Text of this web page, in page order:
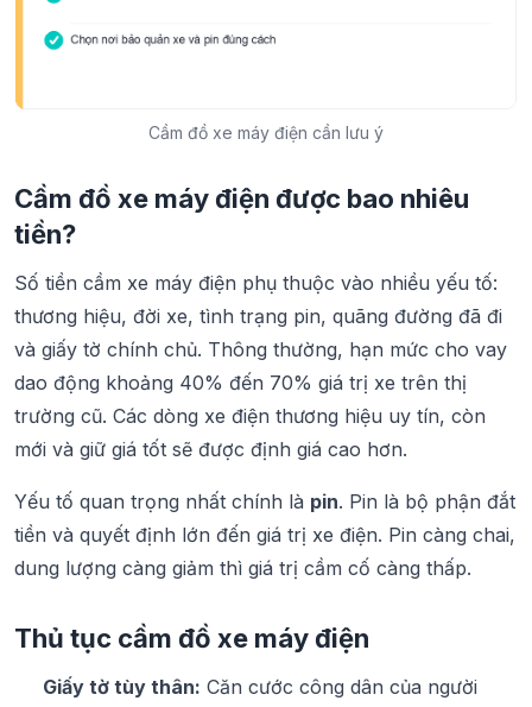
Cầm đồ xe máy điện cần lưu ý
Cầm đồ xe máy điện được bao nhiêu
tiền?
Số tiền cầm xe máy điện phụ thuộc vào nhiều yếu tố:
thương hiệu, đời xe, tình trạng pin, quãng đường đã đi
và giấy tờ chính chủ. Thông thường, hạn mức cho vay
dao động khoảng 40% đến 70% giá trị xe trên thị
trường cũ. Các dòng xe điện thương hiệu uy tín, còn
mới và giữ giá tốt sẽ được định giá cao hơn.
Yếu tố quan trọng nhất chính là pin. Pin là bộ phận đắt
tiền và quyết định lớn đến giá trị xe điện. Pin càng chai,
dung lượng càng giảm thì giá trị cầm cố càng thấp.
Thủ tục cầm đồ xe máy điện
Giấy tờ tùy thân: Căn cước công dân của người